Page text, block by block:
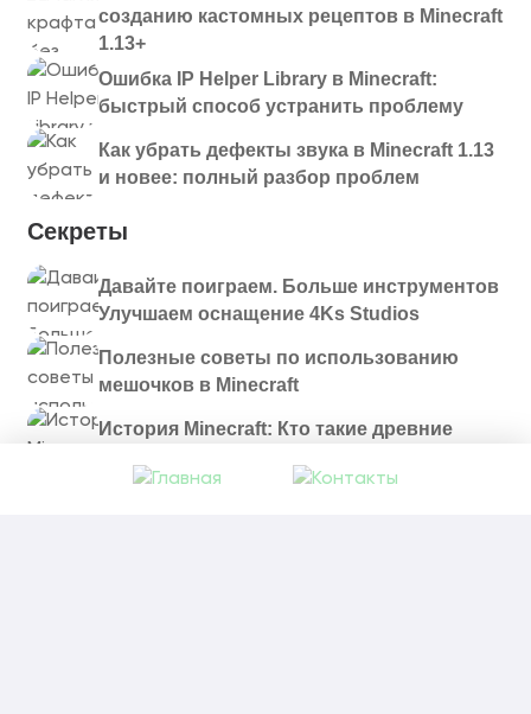
созданию кастомных рецептов в Minecraft
1.13+
Ошибка IP Helper Library в Minecraft:
быстрый способ устранить проблему
Как убрать дефекты звука в Minecraft 1.13
и новее: полный разбор проблем
Секреты
Давайте поиграем. Больше инструментов
Улучшаем оснащение 4Ks Studios
Полезные советы по использованию
мешочков в Minecraft
История Minecraft: Кто такие древние